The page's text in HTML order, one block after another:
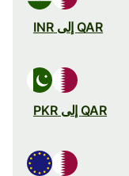
QAR إلى INR
QAR إلى PKR